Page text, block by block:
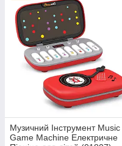
Музичний Інструмент Music
Game Machine Електричне